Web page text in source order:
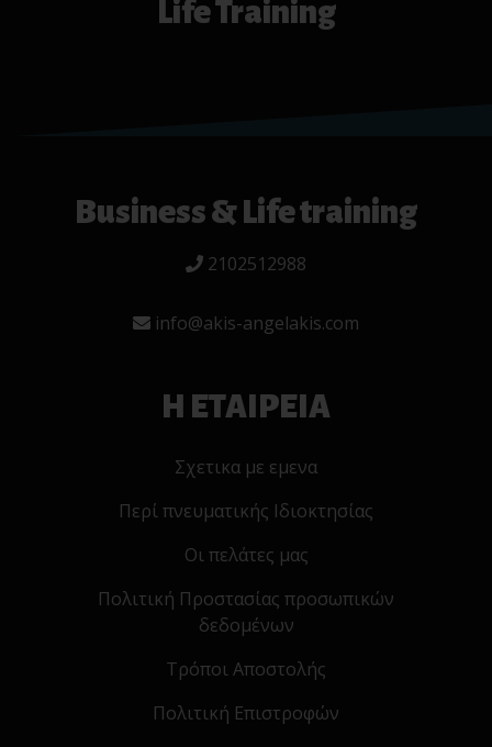
Life Training
Business & Life training
2102512988
info@akis-angelakis.com
Η ΕΤΑΙΡΕΙΑ
Σχετικα με εμενα
Περί πνευματικής Ιδιοκτησίας
Οι πελάτες μας
Πολιτική Προστασίας προσωπικών
δεδομένων
Τρόποι Αποστολής
Πολιτική Επιστροφών